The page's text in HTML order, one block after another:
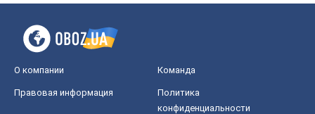
О компании Команда
Правовая информация
Политика
конфиденциальности